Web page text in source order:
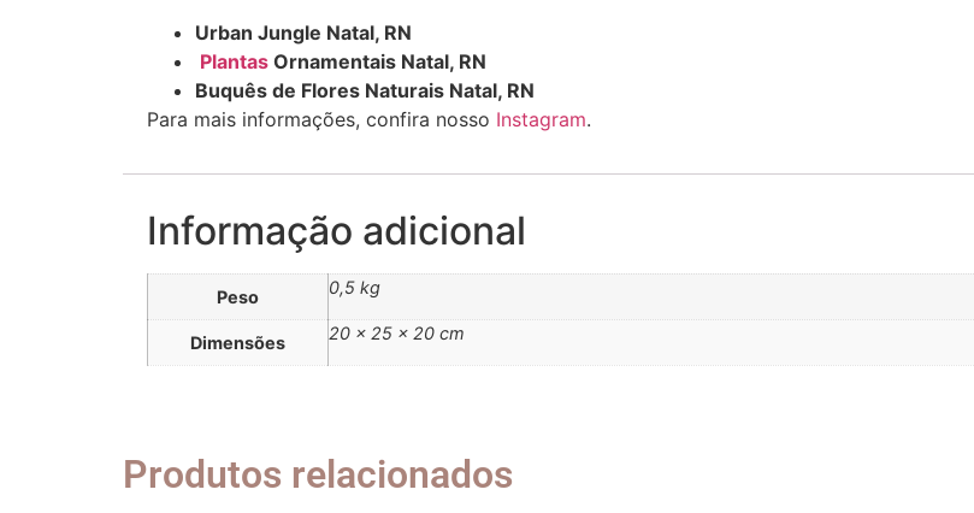
Urban Jungle Natal, RN
Plantas Ornamentais Natal, RN
Buquês de Flores Naturais Natal, RN
Para mais informações, confira nosso Instagram.
Informação adicional
Peso 0,5 kg
Dimensões 20 × 25 × 20 cm
Produtos relacionados